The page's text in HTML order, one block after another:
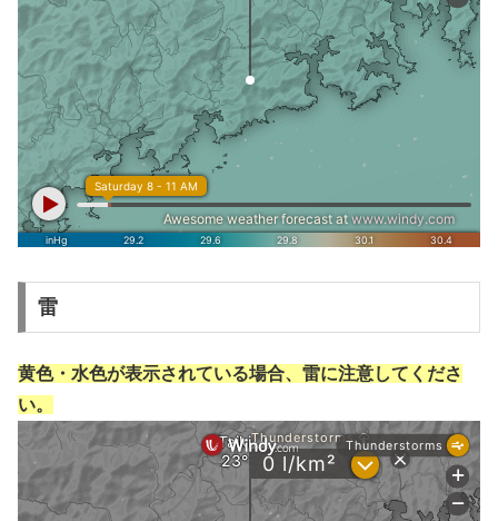
雷
黄色・水色が表示されている場合、雷に注意してくださ
い。